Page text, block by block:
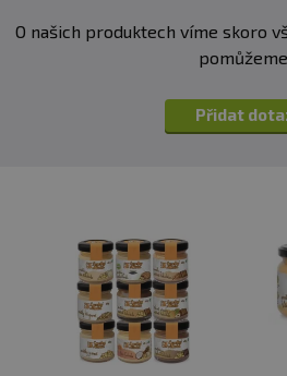
O našich produktech víme skoro
Přidat